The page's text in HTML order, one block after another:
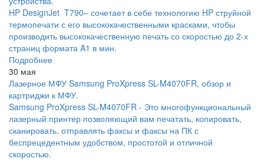
HP DesignJet T790– сочетает в себе технологию HP струйной
термопечати с его высококачественными красками, чтобы
производить высококачественную печать со скоростью до 2-х
страниц формата A1 в мин.
Подробнее
30 мая
Лазерное МФУ Samsung ProXpress SL-M4070FR, обзор и
картриджи к МФУ.
Samsung ProXpress SL-M4070FR - Это многофункциональный
лазерный принтер позволяющий вам печатать, копировать,
сканировать, отправлять факсы и факсы на ПК с
беспрецедентным удобством, простотой и отличной
скоростью.